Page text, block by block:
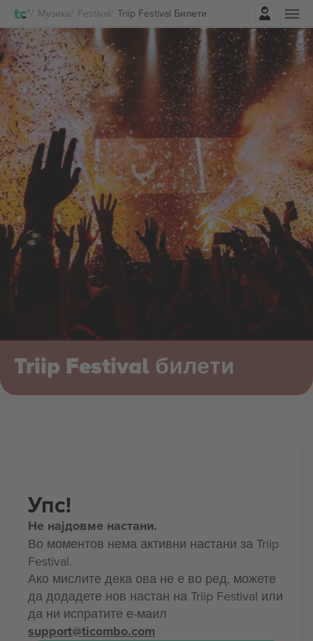
Музика Festival Triip Festival Билети
Најави се
Triip Festival билети
Упс!
Не најдовме настани.
Во моментов нема активни настани за Triip
Festival.
Ако мислите дека ова не е во ред, можете
да додадете нов настан на Triip Festival или
да ни испратите е-маил
support@ticombo.com